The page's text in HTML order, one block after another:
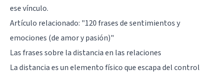
ese vínculo.
Artículo relacionado: "120 frases de sentimientos y
emociones (de amor y pasión)"
Las frases sobre la distancia en las relaciones
La distancia es un elemento físico que escapa del control